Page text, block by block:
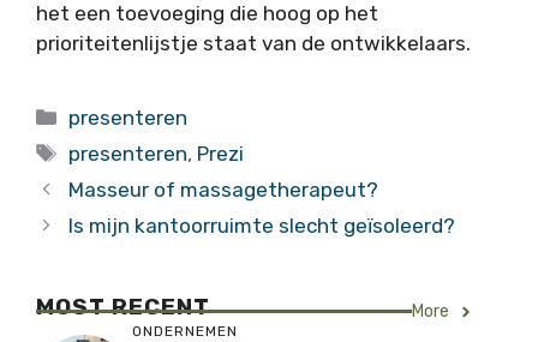
het een toevoeging die hoog op het
prioriteitenlijstje staat van de ontwikkelaars.
Categorieën
presenteren
Tags
presenteren, Prezi
Masseur of massagetherapeut?
Is mijn kantoorruimte slecht geïsoleerd?
MOST RECENT More
ONDERNEMEN